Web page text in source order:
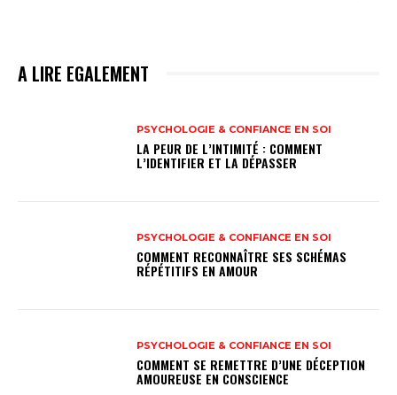
A LIRE EGALEMENT
PSYCHOLOGIE & CONFIANCE EN SOI
LA PEUR DE L’INTIMITÉ : COMMENT
L’IDENTIFIER ET LA DÉPASSER
PSYCHOLOGIE & CONFIANCE EN SOI
COMMENT RECONNAÎTRE SES SCHÉMAS
RÉPÉTITIFS EN AMOUR
PSYCHOLOGIE & CONFIANCE EN SOI
COMMENT SE REMETTRE D’UNE DÉCEPTION
AMOUREUSE EN CONSCIENCE